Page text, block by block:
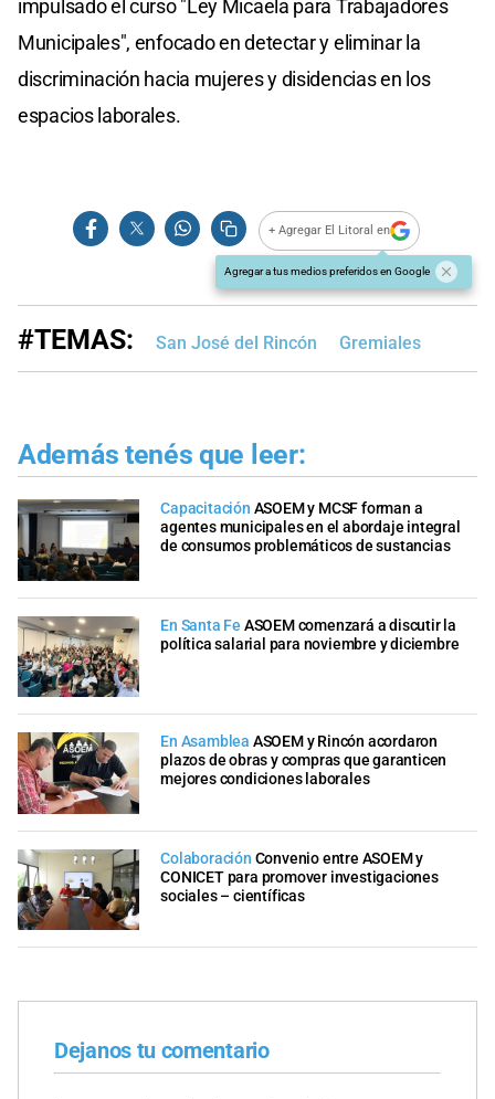
impulsado el curso "Ley Micaela para Trabajadores
Municipales", enfocado en detectar y eliminar la
discriminación hacia mujeres y disidencias en los
espacios laborales.
+ Agregar El Litoral en
Agregar a tus medios preferidos en Google
#TEMAS: San José del Rincón Gremiales
Además tenés que leer:
Capacitación ASOEM y MCSF forman a
agentes municipales en el abordaje integral
de consumos problemáticos de sustancias
En Santa Fe ASOEM comenzará a discutir la
política salarial para noviembre y diciembre
En Asamblea ASOEM y Rincón acordaron
plazos de obras y compras que garanticen
mejores condiciones laborales
Colaboración Convenio entre ASOEM y
CONICET para promover investigaciones
sociales – científicas
Dejanos tu comentario